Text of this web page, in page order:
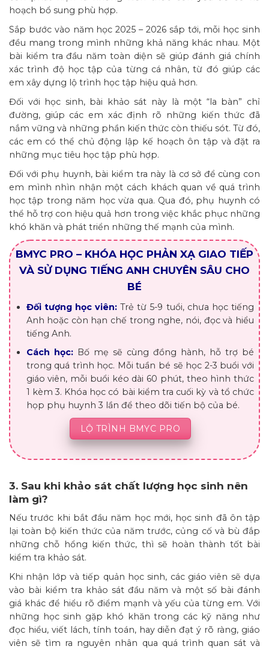
hoạch bổ sung phù hợp.
Sắp bước vào năm học 2025 – 2026 sắp tới, mỗi học sinh
đều mang trong mình những khả năng khác nhau. Một
bài kiểm tra đầu năm toàn diện sẽ giúp đánh giá chính
xác trình độ học tập của từng cá nhân, từ đó giúp các
em xây dựng lộ trình học tập hiệu quả hơn.
Đối với học sinh, bài khảo sát này là một “la bàn” chỉ
đường, giúp các em xác định rõ những kiến thức đã
nắm vững và những phần kiến thức còn thiếu sót. Từ đó,
các em có thể chủ động lập kế hoạch ôn tập và đặt ra
những mục tiêu học tập phù hợp.
Đối với phụ huynh, bài kiểm tra này là cơ sở để cùng con
em mình nhìn nhận một cách khách quan về quá trình
học tập trong năm học vừa qua. Qua đó, phụ huynh có
thể hỗ trợ con hiệu quả hơn trong việc khắc phục những
khó khăn và phát triển những thế mạnh của mình.
BMYC PRO – KHÓA HỌC PHẢN XẠ GIAO TIẾP
VÀ SỬ DỤNG TIẾNG ANH CHUYÊN SÂU CHO
BÉ
Đối tượng học viên:Trẻ từ 5-9 tuổi, chưa học tiếng
Anh hoặc còn hạn chế trong nghe, nói, đọc và hiểu
tiếng Anh.
Cách học: Bố mẹ sẽ cùng đồng hành, hỗ trợ bé
trong quá trình học. Mỗi tuần bé sẽ học 2-3 buổi với
giáo viên, mỗi buổi kéo dài 60 phút, theo hình thức
1 kèm 3. Khóa học có bài kiểm tra cuối kỳ và tổ chức
họp phụ huynh 3 lần để theo dõi tiến bộ của bé.
LỘ TRÌNH BMYC PRO
3. Sau khi khảo sát chất lượng học sinh nên
làm gì?
Nếu trước khi bắt đầu năm học mới, học sinh đã ôn tập
lại toàn bộ kiến thức của năm trước, củng cố và bù đắp
những chỗ hổng kiến thức, thì sẽ hoàn thành tốt bài
kiểm tra khảo sát.
Khi nhận lớp và tiếp quản học sinh, các giáo viên sẽ dựa
vào bài kiểm tra khảo sát đầu năm và một số bài đánh
giá khác để hiểu rõ điểm mạnh và yếu của từng em. Với
những học sinh gặp khó khăn trong các kỹ năng như
đọc hiểu, viết lách, tính toán, hay diễn đạt ý rõ ràng, giáo
viên sẽ tìm ra nguyên nhân qua quá trình quan sát và